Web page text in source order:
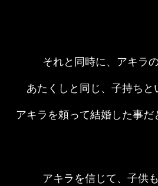
それと同時に、アキラ
あたくしと同じ、子持ちと
アキラを頼って結婚した事だ
アキラを信じて、子供